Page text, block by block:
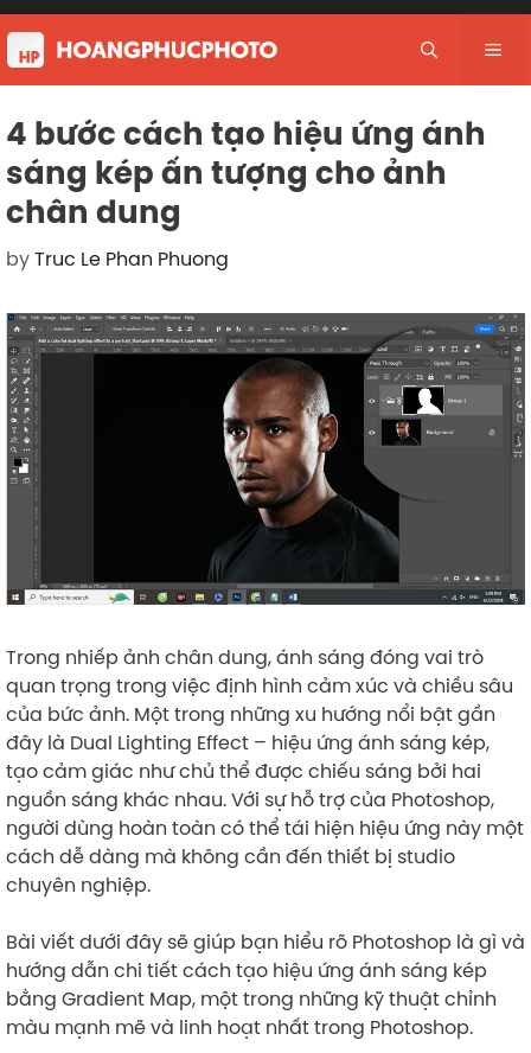
Skip
to
content
4 bước cách tạo hiệu ứng ánh
sáng kép ấn tượng cho ảnh
chân dung
byTruc Le Phan Phuong
Trong nhiếp ảnh chân dung, ánh sáng đóng vai trò
quan trọng trong việc định hình cảm xúc và chiều sâu
của bức ảnh. Một trong những xu hướng nổi bật gần
đây là Dual Lighting Effect – hiệu ứng ánh sáng kép,
tạo cảm giác như chủ thể được chiếu sáng bởi hai
nguồn sáng khác nhau. Với sự hỗ trợ của Photoshop,
người dùng hoàn toàn có thể tái hiện hiệu ứng này một
cách dễ dàng mà không cần đến thiết bị studio
chuyên nghiệp.
Bài viết dưới đây sẽ giúp bạn hiểu rõ Photoshop là gì và
hướng dẫn chi tiết cách tạo hiệu ứng ánh sáng kép
bằng Gradient Map, một trong những kỹ thuật chỉnh
màu mạnh mẽ và linh hoạt nhất trong Photoshop.